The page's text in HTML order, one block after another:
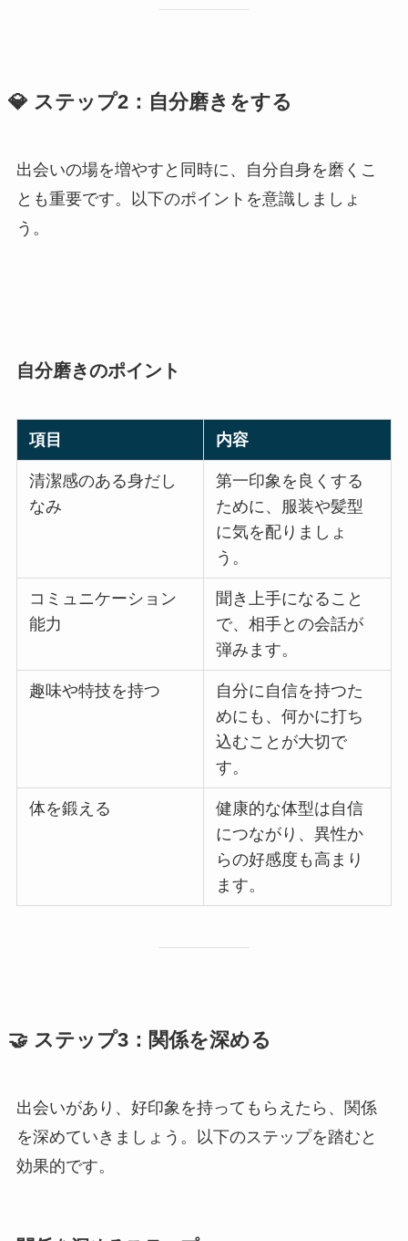
💎 ステップ2：自分磨きをする
出会いの場を増やすと同時に、自分自身を磨くこ
とも重要です。以下のポイントを意識しましょ
う。
自分磨きのポイント
項目 内容
清潔感のある身だし
なみ
第一印象を良くする
ために、服装や髪型
に気を配りましょ
う。
コミュニケーション
能力
聞き上手になること
で、相手との会話が
弾みます。
趣味や特技を持つ
自分に自信を持つた
めにも、何かに打ち
込むことが大切で
す。
体を鍛える
健康的な体型は自信
につながり、異性か
らの好感度も高まり
ます。
🤝 ステップ3：関係を深める
出会いがあり、好印象を持ってもらえたら、関係
を深めていきましょう。以下のステップを踏むと
効果的です。